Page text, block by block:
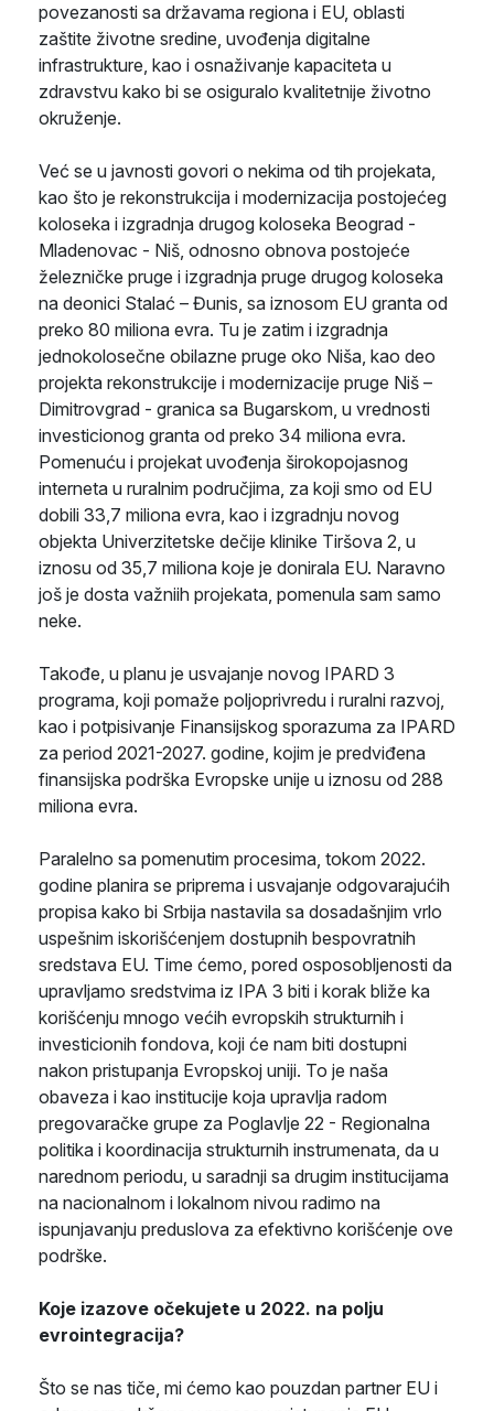
povezanosti sa državama regiona i EU, oblasti
zaštite životne sredine, uvođenja digitalne
infrastrukture, kao i osnaživanje kapaciteta u
zdravstvu kako bi se osiguralo kvalitetnije životno
okruženje.
Već se u javnosti govori o nekima od tih projekata,
kao što je rekonstrukcija i modernizacija postojećeg
koloseka i izgradnja drugog koloseka Beograd -
Mladenovac - Niš, odnosno obnova postojeće
železničke pruge i izgradnja pruge drugog koloseka
na deonici Stalać – Đunis, sa iznosom EU granta od
preko 80 miliona evra. Tu je zatim i izgradnja
jednokolosečne obilazne pruge oko Niša, kao deo
projekta rekonstrukcije i modernizacije pruge Niš –
Dimitrovgrad - granica sa Bugarskom, u vrednosti
investicionog granta od preko 34 miliona evra.
Pomenuću i projekat uvođenja širokopojasnog
interneta u ruralnim područjima, za koji smo od EU
dobili 33,7 miliona evra, kao i izgradnju novog
objekta Univerzitetske dečije klinike Tiršova 2, u
iznosu od 35,7 miliona koje je donirala EU. Naravno
još je dosta važniih projekata, pomenula sam samo
neke.
Takođe, u planu je usvajanje novog IPARD 3
programa, koji pomaže poljoprivredu i ruralni razvoj,
kao i potpisivanje Finansijskog sporazuma za IPARD
za period 2021-2027. godine, kojim je predviđena
finansijska podrška Evropske unije u iznosu od 288
miliona evra.
Paralelno sa pomenutim procesima, tokom 2022.
godine planira se priprema i usvajanje odgovarajućih
propisa kako bi Srbija nastavila sa dosadašnjim vrlo
uspešnim iskorišćenjem dostupnih bespovratnih
sredstava EU. Time ćemo, pored osposobljenosti da
upravljamo sredstvima iz IPA 3 biti i korak bliže ka
korišćenju mnogo većih evropskih strukturnih i
investicionih fondova, koji će nam biti dostupni
nakon pristupanja Evropskoj uniji. To je naša
obaveza i kao institucije koja upravlja radom
pregovaračke grupe za Poglavlje 22 - Regionalna
politika i koordinacija strukturnih instrumenata, da u
narednom periodu, u saradnji sa drugim institucijama
na nacionalnom i lokalnom nivou radimo na
ispunjavanju preduslova za efektivno korišćenje ove
podrške.
Koje izazove očekujete u 2022. na polju
evrointegracija?
Što se nas tiče, mi ćemo kao pouzdan partner EU i